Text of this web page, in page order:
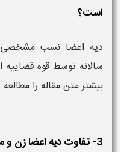
است؟
دیه اعضا نسب مشخصی
سالانه توسط قوه
بیشتر متن مقاله را
3- تفاوت دیه اعضا زن و مرد چگونه است؟